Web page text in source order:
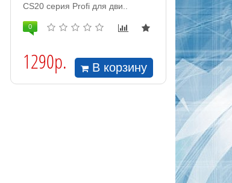
CS20 серия Profi для дви..
0
1290р. В корзину